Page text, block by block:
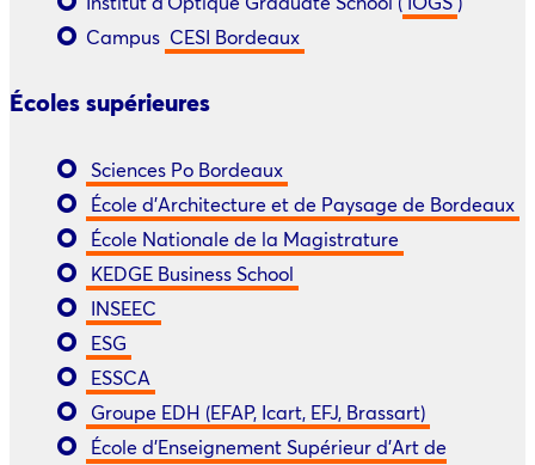
Campus CESI Bordeaux
Écoles supérieures
Sciences Po Bordeaux
École d’Architecture et de Paysage de Bordeaux
École Nationale de la Magistrature
KEDGE Business School
INSEEC
ESG
ESSCA
Groupe EDH (EFAP, Icart, EFJ, Brassart)
École d’Enseignement Supérieur d’Art de